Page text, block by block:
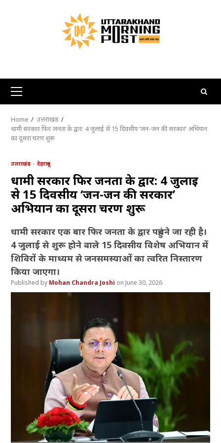
Primary
Menu
Home
उत्तराखंड
धामी सरकार फिर जनता के द्वार: 4 जुलाई से 15 दिवसीय ‘जन-जन की सरकार’ अभियान
का दूसरा चरण शुरू
उत्तराखंड देहरादून
धामी सरकार फिर जनता के द्वार: 4 जुलाई
से 15 दिवसीय ‘जन-जन की सरकार’
अभियान का दूसरा चरण शुरू
धामी सरकार एक बार फिर जनता के द्वार पहुंचने जा रही है।
4 जुलाई से शुरू होने वाले 15 दिवसीय विशेष अभियान में
शिविरों के माध्यम से जनसमस्याओं का त्वरित निस्तारण
किया जाएगा।
Mohan Chandra Joshi June 30, 2026